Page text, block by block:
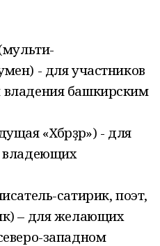
- для участников
башкирским
«Хәбәрҙәр») - для
владеющих
сатирик, поэт,
– для желающих
западном